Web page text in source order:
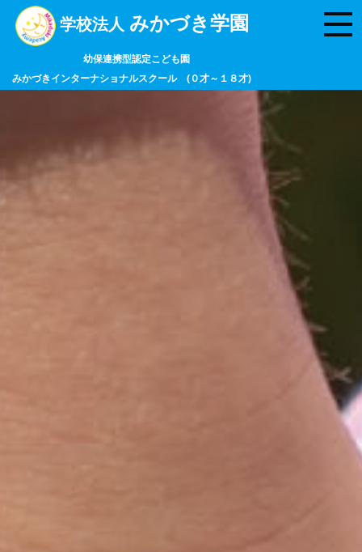
学校法人 みかづき学園
幼保連携型認定こども園
みかづきインターナショナルスクール (０才～１８才)